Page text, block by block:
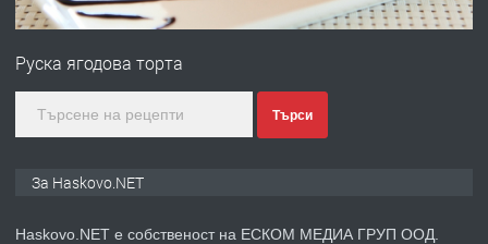
ПРЕДЛАГА Под НАЕМ двустаен Орфей
Руска ягодова торта
Търси
За Haskovo.NET
Haskovo.NET е собственост на ЕСКОМ МЕДИА ГРУП ООД.